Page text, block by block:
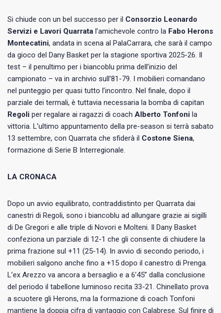
Si chiude con un bel successo per il Consorzio Leonardo
Servizi e Lavori Quarrata l’amichevole contro la Fabo Herons
Montecatini, andata in scena al PalaCarrara, che sarà il campo
da gioco del Dany Basket per la stagione sportiva 2025-26. Il
test – il penultimo per i biancoblu prima dell’inizio del
campionato – va in archivio sull’81-79. I mobilieri comandano
nel punteggio per quasi tutto l’incontro. Nel finale, dopo il
parziale dei termali, è tuttavia necessaria la bomba di capitan
Regoli per regalare ai ragazzi di coach Alberto Tonfoni la
vittoria. L’ultimo appuntamento della pre-season si terrà sabato
13 settembre, con Quarrata che sfiderà il Costone Siena,
formazione di Serie B Interregionale.
LA CRONACA
Dopo un avvio equilibrato, contraddistinto per Quarrata dai
canestri di Regoli, sono i biancoblu ad allungare grazie ai sigilli
di De Gregori e alle triple di Novori e Molteni. Il Dany Basket
confeziona un parziale di 12-1 che gli consente di chiudere la
prima frazione sul +11 (25-14). In avvio di secondo periodo, i
mobilieri salgono anche fino a +15 dopo il canestro di Prenga.
L’ex Arezzo va ancora a bersaglio e a 6’45” dalla conclusione
del periodo il tabellone luminoso recita 33-21. Chinellato prova
a scuotere gli Herons, ma la formazione di coach Tonfoni
mantiene la doppia cifra di vantaggio con Calabrese. Sul finire di